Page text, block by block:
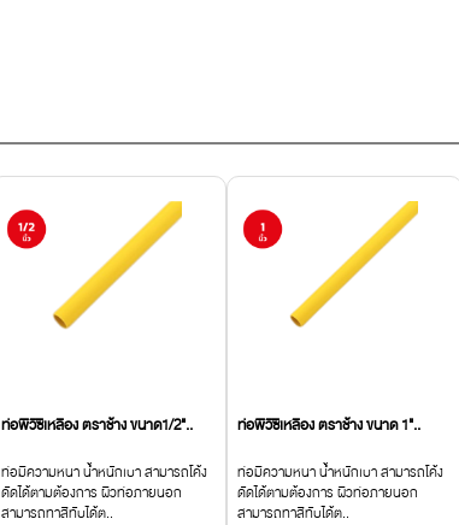
ท่อพีวีซีเหลือง ตราช้าง ขนาด1/2"..
ท่อมีความหนา น้ำหนักเบา สามารถโค้ง
ดัดได้ตามต้องการ ผิวท่อภายนอก
สามารถทาสีทับได้ต..
ท่อพีวีซีเหลือง ตราช้าง ขนาด 1"..
ท่อมีความหนา น้ำหนักเบา สามารถโค้ง
ดัดได้ตามต้องการ ผิวท่อภายนอก
สามารถทาสีทับได้ต..